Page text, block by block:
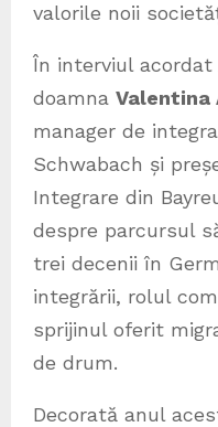
valorile noii
În interviul acordat
doamna Valentina
manager de
Schwabach și
Integrare din
despre parcursul
trei decenii în
integrării, rolul
sprijinul oferit
de drum.
Decorată anul